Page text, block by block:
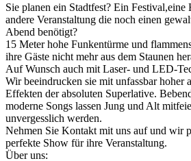
Sie planen ein Stadtfest? Ein Festival,eine
andere Veranstaltung die noch einen
Abend benötigt?
15 Meter hohe Funkentürme und
ihre Gäste nicht mehr aus dem Staunen
Auf Wunsch auch mit Laser- und LED-
Wir beeindrucken sie mit unfassbar hoher
Effekten der absoluten Superlative.
moderne Songs lassen Jung und Alt
unvergesslich werden.
Nehmen Sie Kontakt mit uns auf und wir
perfekte Show für ihre Veranstaltung.
Über uns: